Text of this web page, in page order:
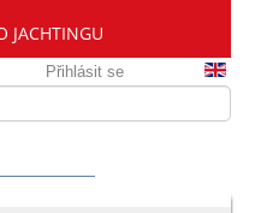
JACHTINGU
Přihlásit se